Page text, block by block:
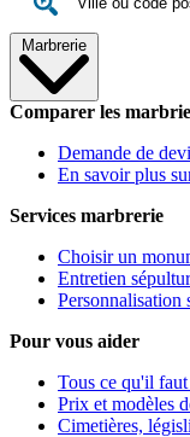
Marbrerie
Comparer les
Demande de
En savoir plus
Services marbrerie
Choisir un
Entretien
Personnalisation
Pour vous aider
Tous ce qu'il
Prix et modèles
Cimetières,